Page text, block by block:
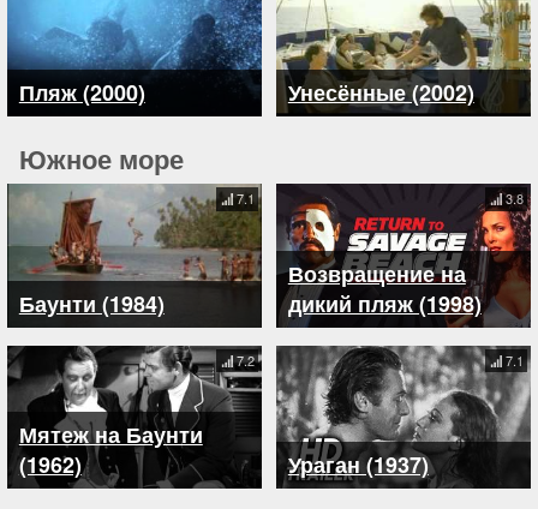
Пляж (2000) Унесённые (2002)
Южное море
Баунти (1984)
7.1
Возвращение на
дикий пляж (1998)
3.8
Мятеж на Баунти
(1962)
7.2
Ураган (1937)
7.1